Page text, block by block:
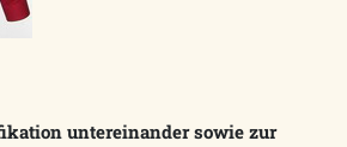
untereinander sowie zur